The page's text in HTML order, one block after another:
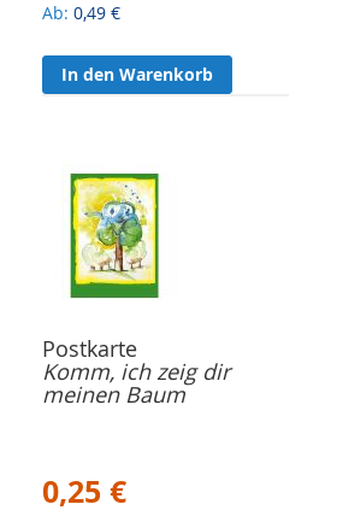
Ab 0,49 €
In den Warenkorb
Postkarte
Komm, ich zeig dir
meinen Baum
0,25 €